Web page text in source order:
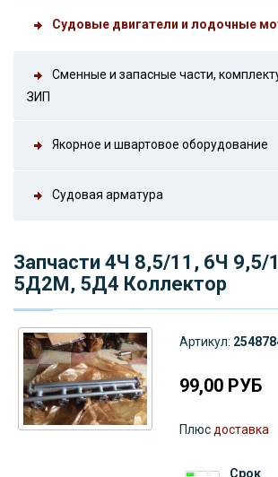
Судовые двигатели и лодочные
Сменные и запасные части,
ЗИП
Якорное и швартовое оборудование
Судовая арматура
Запчасти 4Ч 8,5/11, 6Ч 9,5/
5Д2М, 5Д4 Коллектор
Артикул:
99,00 РУБ
Плюс доставка
Срок